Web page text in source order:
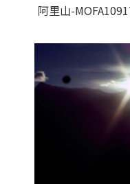
阿里山-